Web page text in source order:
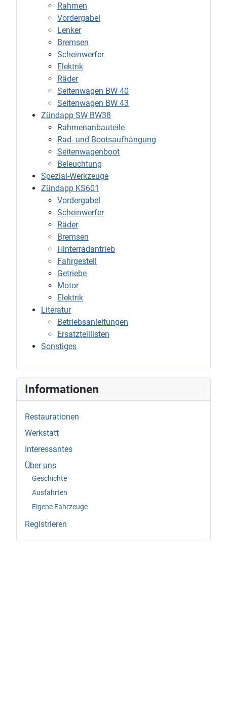
Rahmen
Vordergabel
Lenker
Bremsen
Scheinwerfer
Elektrik
Räder
Seitenwagen BW 40
Seitenwagen BW 43
Zündapp SW BW38
Rahmenanbauteile
Rad- und Bootsaufhängung
Seitenwagenboot
Beleuchtung
Spezial-Werkzeuge
Zündapp KS601
Vordergabel
Scheinwerfer
Räder
Bremsen
Hinterradantrieb
Fahrgestell
Getriebe
Motor
Elektrik
Literatur
Betriebsanleitungen
Ersatzteillisten
Sonstiges
Informationen
Restaurationen
Werkstatt
Interessantes
Über uns
Geschichte
Ausfahrten
Eigene Fahrzeuge
Registrieren